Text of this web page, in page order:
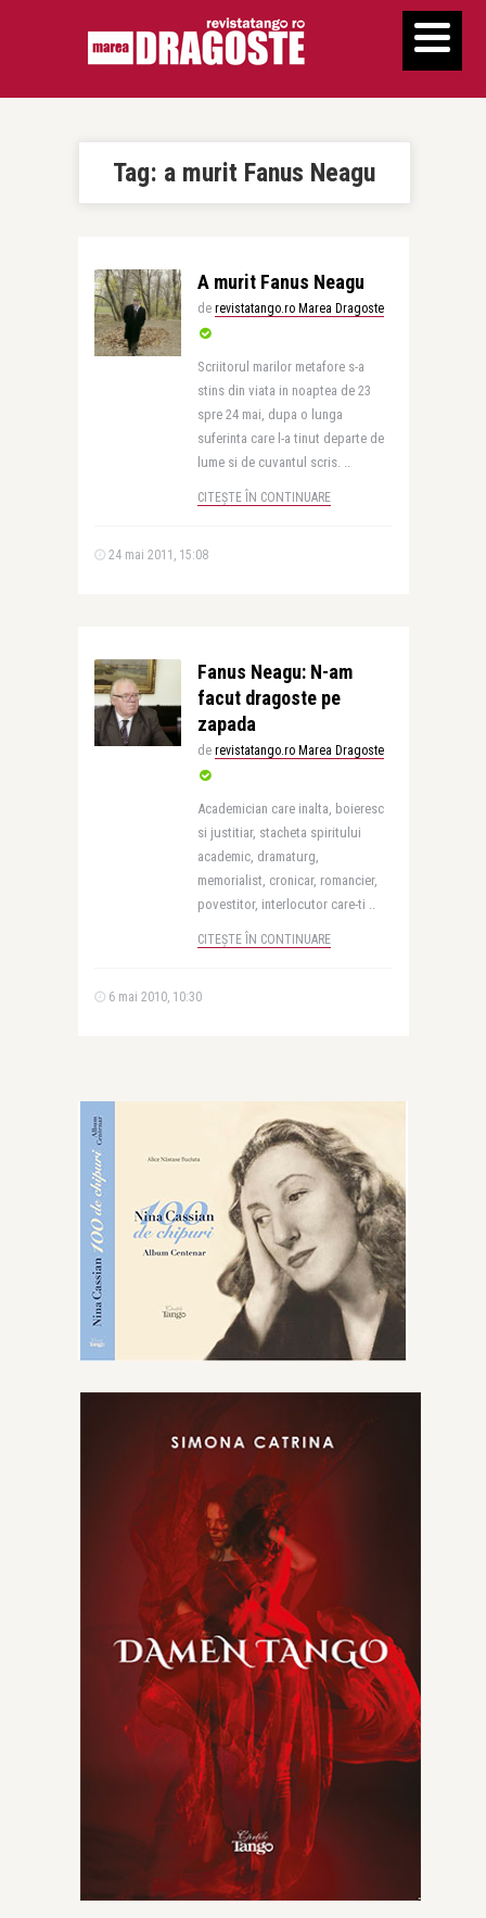
Tag: a murit Fanus Neagu
A murit Fanus Neagu
de revistatango.ro Marea Dragoste
Scriitorul marilor metafore s-a
stins din viata in noaptea de 23
spre 24 mai, dupa o lunga
suferinta care l-a tinut departe de
lume si de cuvantul scris. ..
CITEȘTE ÎN CONTINUARE
24 mai 2011, 15:08
Fanus Neagu: N-am
facut dragoste pe
zapada
de revistatango.ro Marea Dragoste
Academician care inalta, boieresc
si justitiar, stacheta spiritului
academic, dramaturg,
memorialist, cronicar, romancier,
povestitor, interlocutor care-ti ..
CITEȘTE ÎN CONTINUARE
6 mai 2010, 10:30